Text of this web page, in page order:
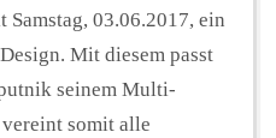
Samstag, 03.06.2017, ein
Mit diesem passt
seinem Multi-
somit alle